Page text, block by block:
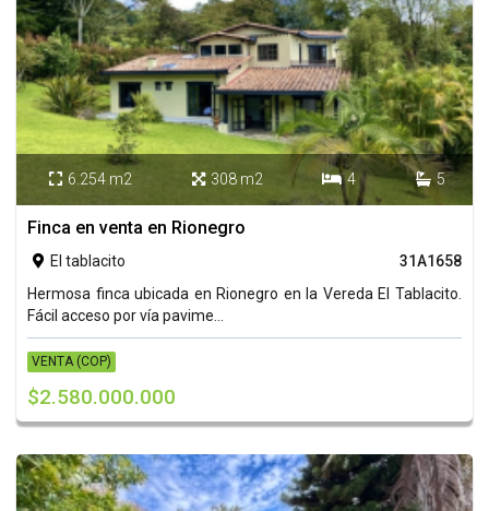
 6.254 m2  308 m2  4  5
Finca en venta en Rionegro
 El tablacito
31A1658
Hermosa finca ubicada en Rionegro en la Vereda El Tablacito.
Fácil acceso por vía pavime...
VENTA (COP)
$2.580.000.000